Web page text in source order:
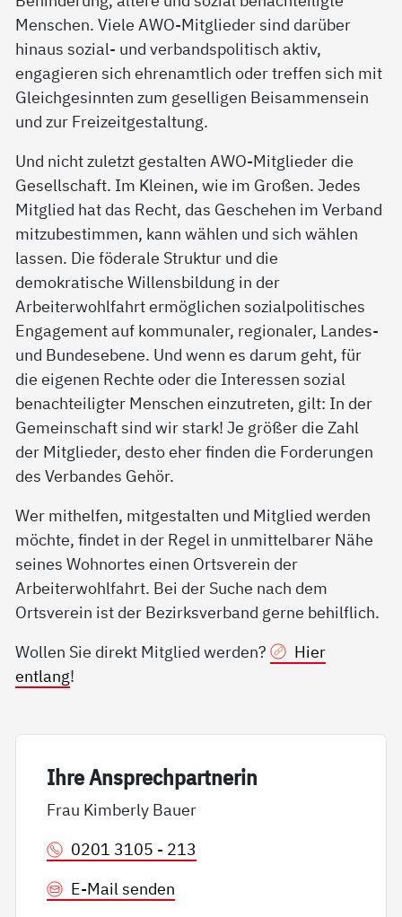
Menschen. Viele AWO-Mitglieder sind darüber
hinaus sozial- und verbandspolitisch aktiv,
engagieren sich ehrenamtlich oder treffen sich mit
Gleichgesinnten zum geselligen Beisammensein
und zur Freizeitgestaltung.
Und nicht zuletzt gestalten AWO-Mitglieder die
Gesellschaft. Im Kleinen, wie im Großen. Jedes
Mitglied hat das Recht, das Geschehen im Verband
mitzubestimmen, kann wählen und sich wählen
lassen. Die föderale Struktur und die
demokratische Willensbildung in der
Arbeiterwohlfahrt ermöglichen sozialpolitisches
Engagement auf kommunaler, regionaler, Landes-
und Bundesebene. Und wenn es darum geht, für
die eigenen Rechte oder die Interessen sozial
benachteiligter Menschen einzutreten, gilt: In der
Gemeinschaft sind wir stark! Je größer die Zahl
der Mitglieder, desto eher finden die Forderungen
des Verbandes Gehör.
Wer mithelfen, mitgestalten und Mitglied werden
möchte, findet in der Regel in unmittelbarer Nähe
seines Wohnortes einen Ortsverein der
Arbeiterwohlfahrt. Bei der Suche nach dem
Ortsverein ist der Bezirksverband gerne behilflich.
Wollen Sie direkt Mitglied werden?
Hier
entlang!
Ih­re An­sp­rech­part­ne­rin
Frau Kimberly Bauer
0201 3105 - 213
E-Mail senden